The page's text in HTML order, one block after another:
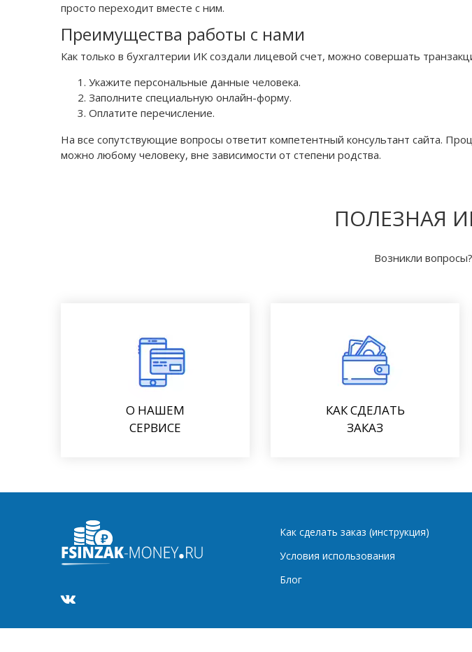
просто переходит вместе с ним.
Преимущества работы с нами
Как только в бухгалтерии ИК создали лицевой счет, можно совершать
Укажите персональные данные человека.
Заполните специальную онлайн-форму.
Оплатите перечисление.
На все сопутствующие вопросы ответит компетентный консультант сайта.
можно любому человеку, вне зависимости от степени родства.
ПОЛЕЗНАЯ
Возникли
О НАШЕМ
СЕРВИСЕ
КАК СДЕЛАТЬ
ЗАКАЗ
Как сделать заказ (инструкция)
Условия использования
Блог